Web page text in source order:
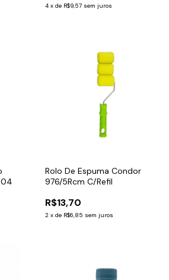
4 x de R$9,57 sem juros
Rolo De Espuma Condor
976/5Rcm C/Refil
R$13,70
2 x de R$6,85 sem juros